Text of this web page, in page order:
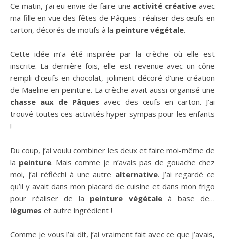
Ce matin, j’ai eu envie de faire une activité créative avec
ma fille en vue des fêtes de Pâques : réaliser des œufs en
carton, décorés de motifs à la peinture végétale.
Cette idée m’a été inspirée par la crèche où elle est
inscrite. La dernière fois, elle est revenue avec un cône
rempli d’œufs en chocolat, joliment décoré d’une création
de Maeline en peinture. La crèche avait aussi organisé une
chasse aux de Pâques avec des œufs en carton. J’ai
trouvé toutes ces activités hyper sympas pour les enfants
!
Du coup, j’ai voulu combiner les deux et faire moi-même de
la peinture. Mais comme je n’avais pas de gouache chez
moi, j’ai réfléchi à une autre alternative. J’ai regardé ce
qu’il y avait dans mon placard de cuisine et dans mon frigo
pour réaliser de la peinture végétaleà base de…
légumes et autre ingrédient !
Comme je vous l’ai dit, j’ai vraiment fait avec ce que j’avais,